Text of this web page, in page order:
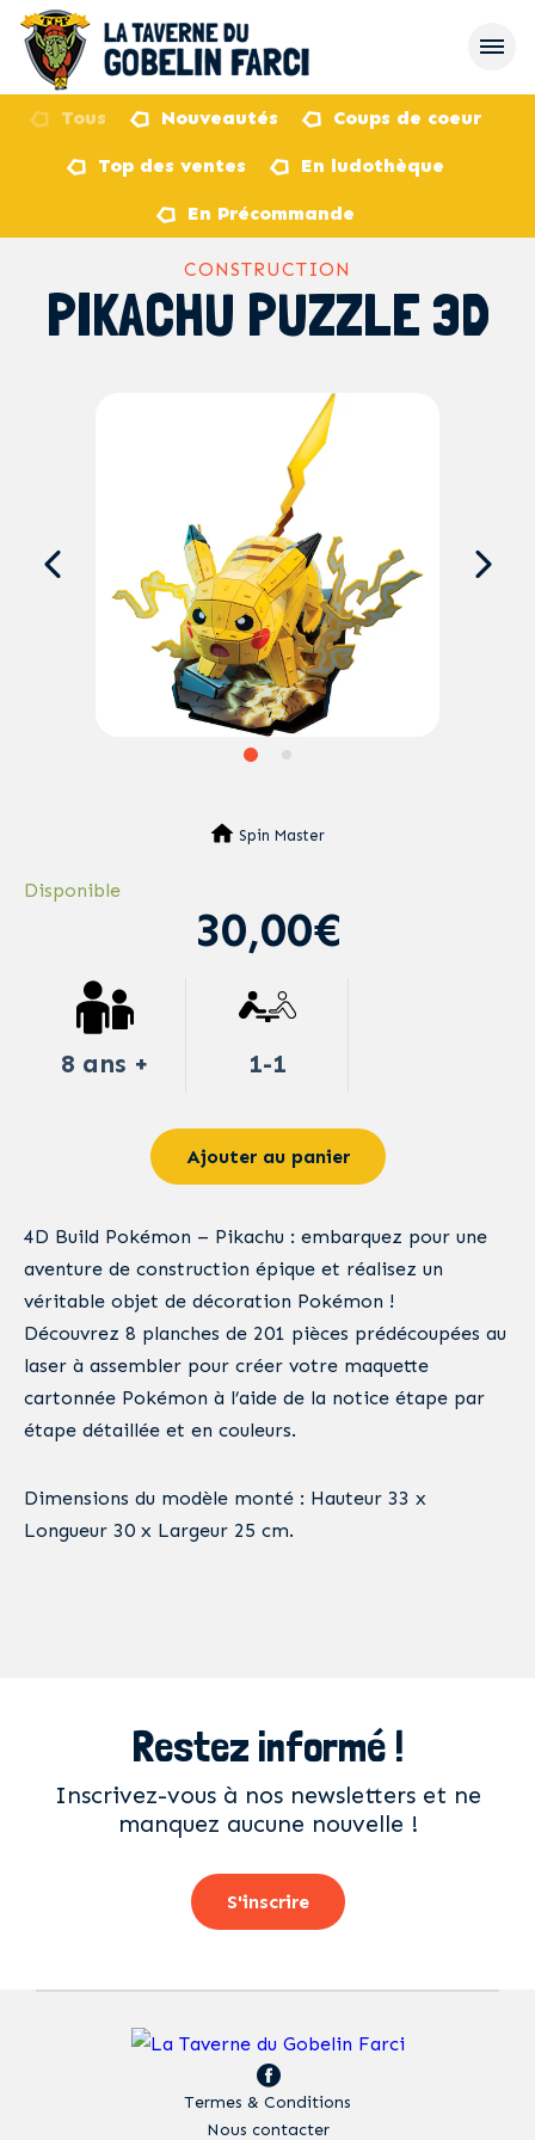
Tous Nouveautés Coups de coeur
Top des ventes En ludothèque
En Précommande
CONSTRUCTION
PIKACHU PUZZLE 3D
Spin Master
Disponible
30,00€
8 ans + 1-1
Ajouter au panier
4D Build Pokémon – Pikachu : embarquez pour une
aventure de construction épique et réalisez un
véritable objet de décoration Pokémon !
Découvrez 8 planches de 201 pièces prédécoupées au
laser à assembler pour créer votre maquette
cartonnée Pokémon à l’aide de la notice étape par
étape détaillée et en couleurs.
Dimensions du modèle monté : Hauteur 33 x
Longueur 30 x Largeur 25 cm.
Restez informé !
Inscrivez-vous à nos newsletters et ne
manquez aucune nouvelle !
S'inscrire
Termes & Conditions
Nous contacter